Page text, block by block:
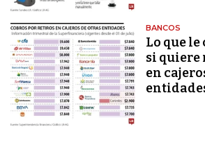
BANCOS
Lo que le
si
en